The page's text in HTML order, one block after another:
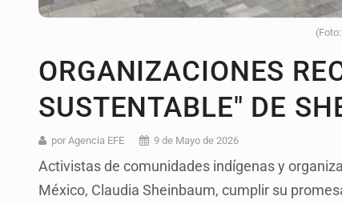
ORGANIZACIONES
SUSTENTABLE" DE
por Agencia EFE 9 de Mayo de 2026
Activistas de comunidades indígenas y
México, Claudia Sheinbaum, cumplir su